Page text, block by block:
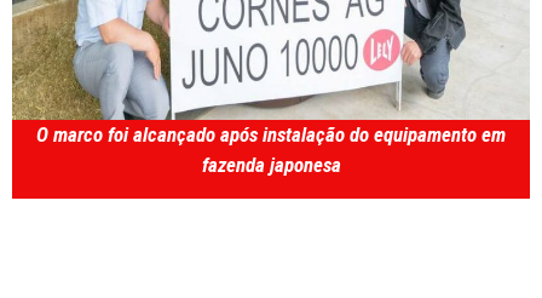
O marco foi alcançado após instalação do equipamento em
fazenda japonesa